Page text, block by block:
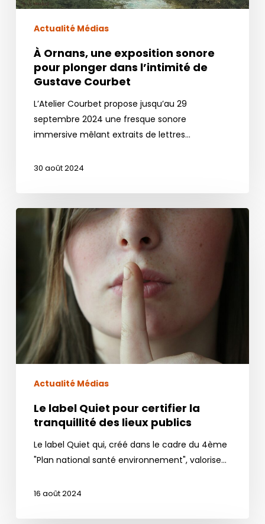
Actualité Médias
À Ornans, une exposition sonore
pour plonger dans l’intimité de
Gustave Courbet
L’Atelier Courbet propose jusqu’au 29
septembre 2024 une fresque sonore
immersive mêlant extraits de lettres…
30 août 2024
certifier
tranquillité
lieux
publics
Actualité Médias
Le label Quiet pour certifier la
tranquillité des lieux publics
Le label Quiet qui, créé dans le cadre du 4ème
"Plan national santé environnement", valorise…
16 août 2024